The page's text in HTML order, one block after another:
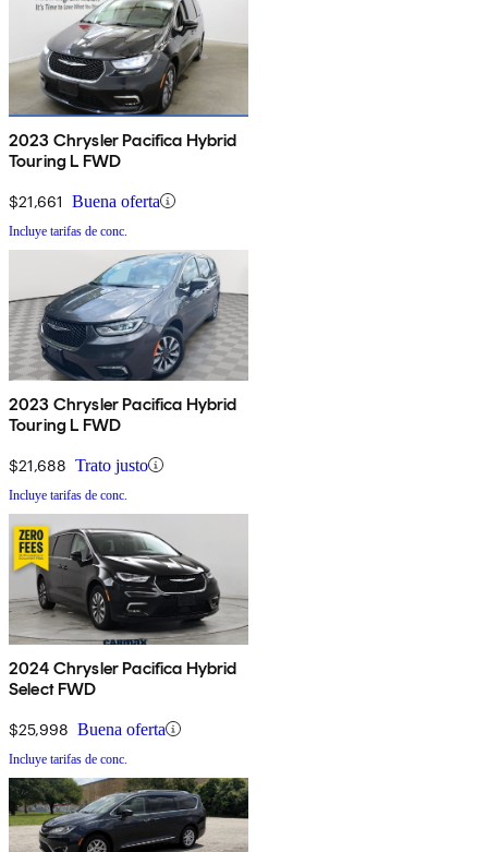
2023 Chrysler Pacifica Hybrid
Touring L FWD
$21,661 Buena oferta
Incluye tarifas de conc.
2023 Chrysler Pacifica Hybrid
Touring L FWD
$21,688 Trato justo
Incluye tarifas de conc.
2024 Chrysler Pacifica Hybrid
Select FWD
$25,998 Buena oferta
Incluye tarifas de conc.